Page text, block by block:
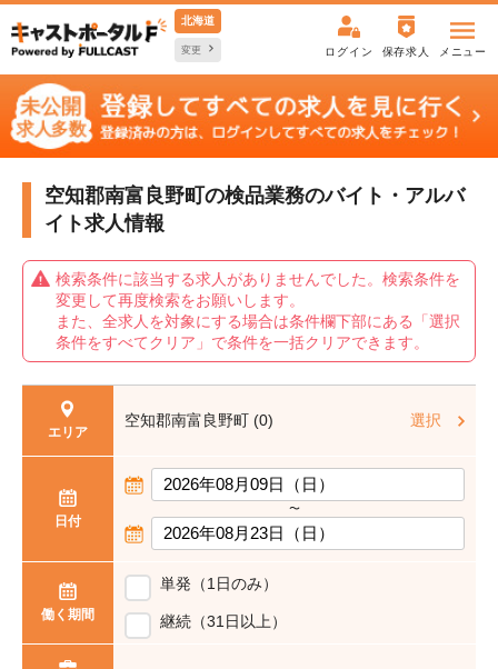
北海道
変更 ログイン 保存求人 メニュー
空知郡南富良野町の検品業務のバイト・アルバ
イト求人情報
検索条件に該当する求人がありませんでした。検索条件を
変更して再度検索をお願いします。
また、全求人を対象にする場合は条件欄下部にある「選択
条件をすべてクリア」で条件を一括クリアできます。
エリア
空知郡南富良野町 (0) 選択
日付
〜
働く期間
単発（1日のみ）
継続（31日以上）